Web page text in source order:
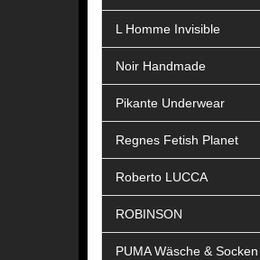
L Homme Invisible
Noir Handmade
Pikante Underwear
Regnes Fetish Planet
Roberto LUCCA
ROBINSON
PUMA Wäsche & Socken